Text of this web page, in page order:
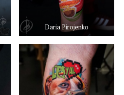
Daria Pirojenko